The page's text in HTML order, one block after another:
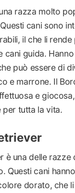
razza molto
cani sono
il che li
cani guida.
può essere di
e marrone. Il
e
tutta la vita.
è una delle razze
Questi cani
dorato, che